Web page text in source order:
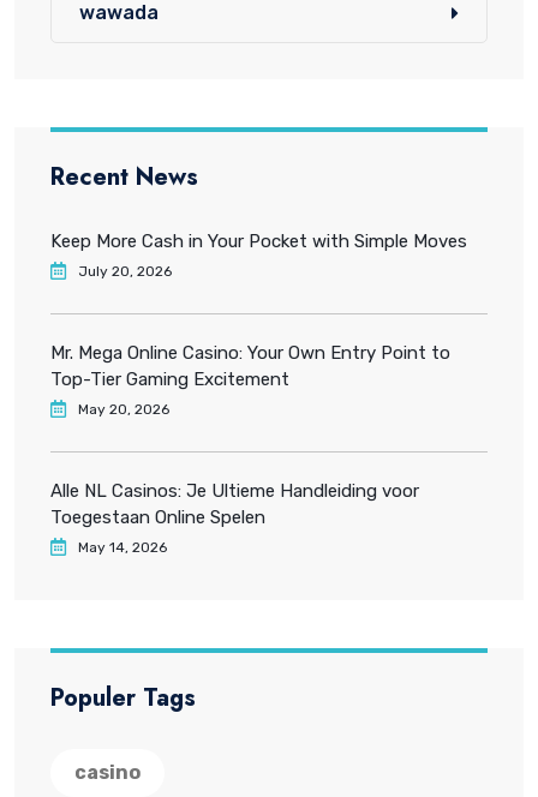
wawada
Recent News
Keep More Cash in Your Pocket with Simple Moves
July 20, 2026
Mr. Mega Online Casino: Your Own Entry Point to
Top-Tier Gaming Excitement
May 20, 2026
Alle NL Casinos: Je Ultieme Handleiding voor
Toegestaan Online Spelen
May 14, 2026
Populer Tags
casino